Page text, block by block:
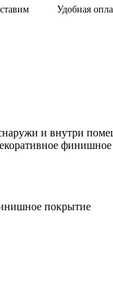
Удобная
и внутри
покрытие